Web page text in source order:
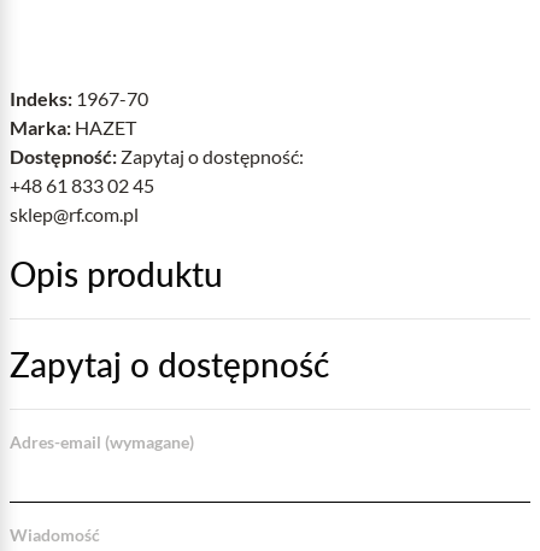
Indeks: 1967-70
Marka: HAZET
Dostępność: Zapytaj o dostępność:
+48 61 833 02 45
sklep@rf.com.pl
Opis produktu
Zapytaj o dostępność
Adres-email (wymagane)
Wiadomość